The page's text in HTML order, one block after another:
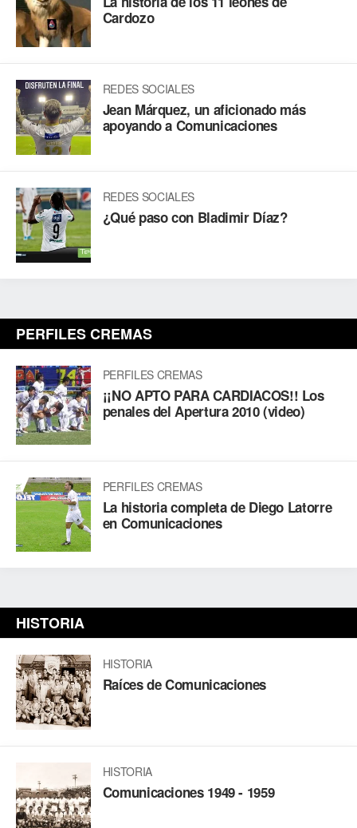
Cardozo
REDES SOCIALES
Jean Márquez, un aficionado más
apoyando a Comunicaciones
REDES SOCIALES
¿Qué paso con Bladimir Díaz?
PERFILES CREMAS
PERFILES CREMAS
¡¡NO APTO PARA CARDIACOS!! Los
penales del Apertura 2010 (video)
PERFILES CREMAS
La historia completa de Diego Latorre
en Comunicaciones
HISTORIA
HISTORIA
Raíces de Comunicaciones
HISTORIA
Comunicaciones 1949 - 1959